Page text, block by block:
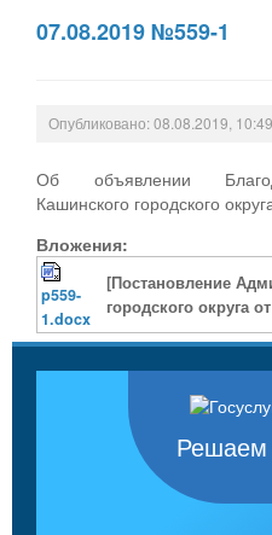
07.08.2019 №559-1
Опубликовано: 08.08.2019, 10:49
Об объявлении
Кашинского городского
Вложения:
p559-
1.docx
[Постановление
городского округа
Решаем